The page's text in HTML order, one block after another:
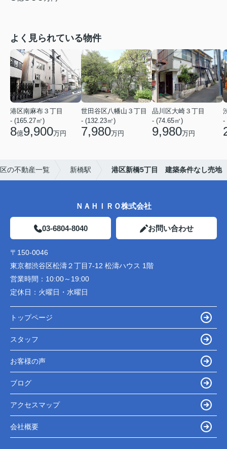
よく見られている物件
港区南麻布３丁目
- (165.27㎡)
8億9,900万円
世田谷区八幡山３丁目
- (132.23㎡)
7,980万円
品川区大崎３丁目
- (74.65㎡)
9,980万円
-
の不動産一覧 新橋駅 港区新橋5丁目 建築条件なし売地
ＮＡＨＩＲＯ株式会社
03-6804-8040 お問い合わせ
〒150-0046
東京都渋谷区松濤２丁目7-12 松濤ハウス 1階
営業時間： 10:00～19:00
定休日： 火曜日・水曜日
トップページ
スタッフ
お客様の声
ブログ
アクセスマップ
会社概要